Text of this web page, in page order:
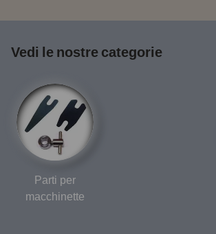
Vedi le nostre categorie
Parti per
macchinette